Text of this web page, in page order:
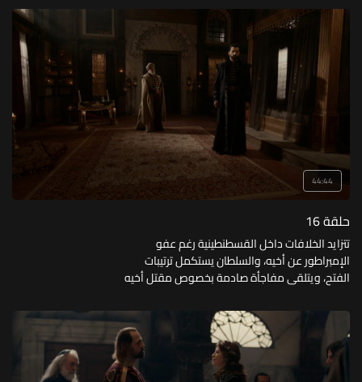
44:44
حلقة 16
تتزايد الخلافات داخل القسطنطينية رغم عفو
الإمبراطور عن أخيه، والسلطان يستكمل ترتيبات
الفتح، ويتلقى مفاجأة صادمة بخصوص مقتل أخيه